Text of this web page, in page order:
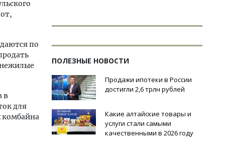
по
в
для
комбайна
ПОЛЕЗНЫЕ НОВОСТИ
Продажи ипотеки в России
достигли 2,6 трлн рублей
Какие алтайские товары и
услуги стали самыми
качественными в 2026 году